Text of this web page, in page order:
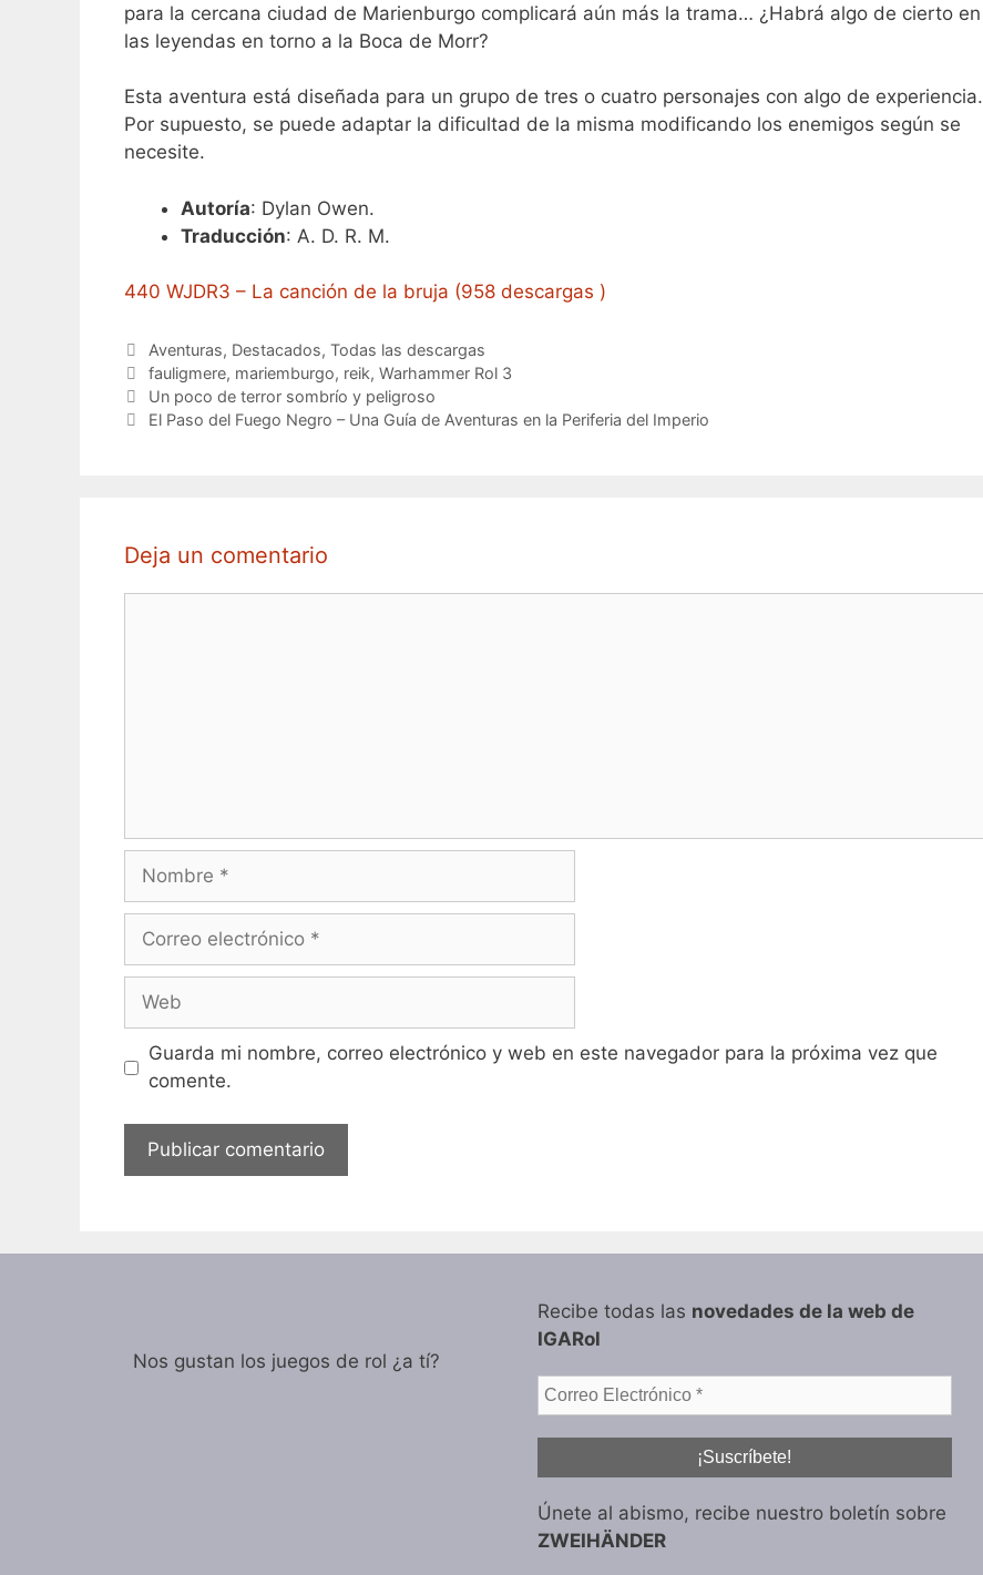
para la cercana ciudad de Marienburgo complicará aún más la trama… ¿Habrá algo de cierto en
las leyendas en torno a la Boca de Morr?
Esta aventura está diseñada para un grupo de tres o cuatro personajes con algo de experiencia.
Por supuesto, se puede adaptar la dificultad de la misma modificando los enemigos según se
necesite.
Autoría: Dylan Owen.
Traducción: A. D. R. M.
440 WJDR3 – La canción de la bruja (958 descargas )
Categorías
Aventuras, Destacados, Todas las descargas
Etiquetas
fauligmere, mariemburgo, reik, Warhammer Rol 3
Un poco de terror sombrío y peligroso
El Paso del Fuego Negro – Una Guía de Aventuras en la Periferia del Imperio
Deja un comentario
Nombre
Correo
Web
Guarda mi nombre, correo electrónico y web en este navegador para la próxima vez que
comente.
Nos gustan los juegos de rol ¿a tí?
Recibe todas las novedades de la web de
IGARol
Únete al abismo, recibe nuestro boletín sobre
ZWEIHÄNDER